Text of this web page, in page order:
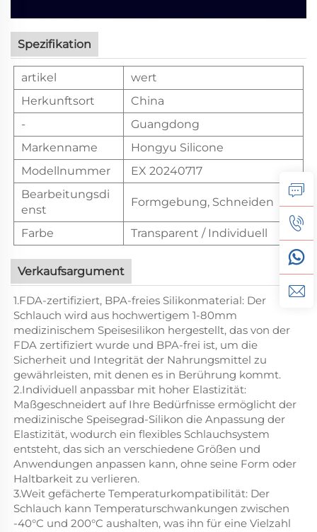
Spezifikation
artikel
wert
Herkunftsort
China
-
Guangdong
Markenname
Hongyu Silicone
Modellnummer
EX 20240717
Bearbeitungsdi
enst
Formgebung, Schneiden
Farbe Transparent / Individuell
Verkaufsargument
1.FDA-zertifiziert, BPA-freies Silikonmaterial: Der
Schlauch wird aus hochwertigem 1-80mm
medizinischem Speisesilikon hergestellt, das von der
FDA zertifiziert wurde und BPA-frei ist, um die
Sicherheit und Integrität der Nahrungsmittel zu
gewährleisten, mit denen es in Berührung kommt.
2.Individuell anpassbar mit hoher Elastizität:
Maßgeschneidert auf Ihre Bedürfnisse ermöglicht der
medizinische Speisegrad-Silikon die Anpassung der
Elastizität, wodurch ein flexibles Schlauchsystem
entsteht, das sich an verschiedene Größen und
Anwendungen anpassen kann, ohne seine Form oder
Haltbarkeit zu verlieren.
3.Weit gefächerte Temperaturkompatibilität: Der
Schlauch kann Temperaturschwankungen zwischen
-40°C und 200°C aushalten, was ihn für eine Vielzahl